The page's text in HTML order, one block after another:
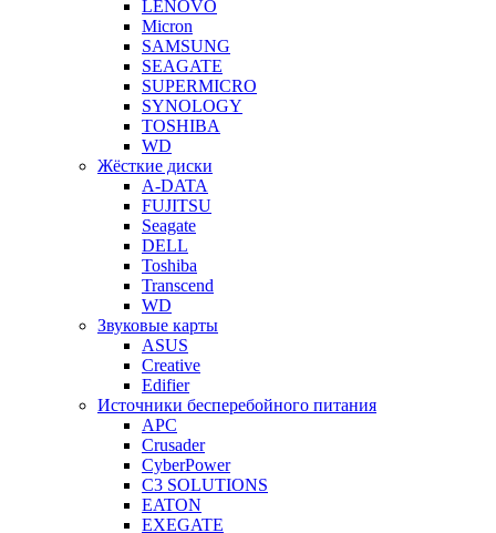
LENOVO
Micron
SAMSUNG
SEAGATE
SUPERMICRO
SYNOLOGY
TOSHIBA
WD
Жёсткие диски
A-DATA
FUJITSU
Seagate
DELL
Toshiba
Transcend
WD
Звуковые карты
ASUS
Creative
Edifier
Источники бесперебойного питания
APC
Crusader
CyberPower
C3 SOLUTIONS
EATON
EXEGATE